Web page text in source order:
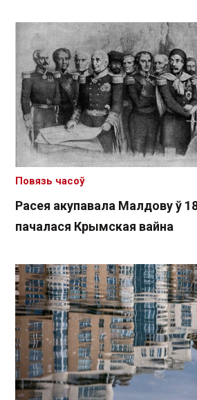
Расея акупавала Малдову ў
пачалася Крымская вайна
Повязь часоў